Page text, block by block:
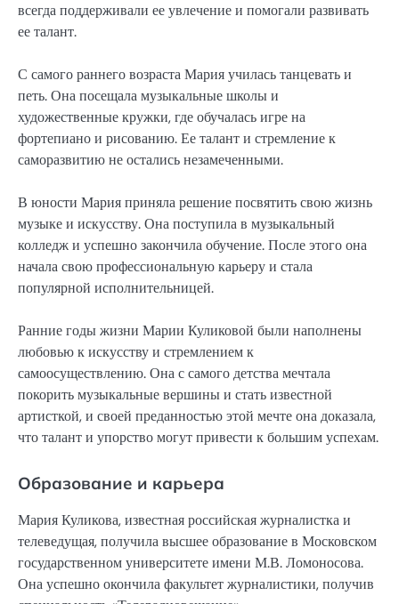
всегда поддерживали ее увлечение и помогали развивать
ее талант.
С самого раннего возраста Мария училась танцевать и
петь. Она посещала музыкальные школы и
художественные кружки, где обучалась игре на
фортепиано и рисованию. Ее талант и стремление к
саморазвитию не остались незамеченными.
В юности Мария приняла решение посвятить свою жизнь
музыке и искусству. Она поступила в музыкальный
колледж и успешно закончила обучение. После этого она
начала свою профессиональную карьеру и стала
популярной исполнительницей.
Ранние годы жизни Марии Куликовой были наполнены
любовью к искусству и стремлением к
самоосуществлению. Она с самого детства мечтала
покорить музыкальные вершины и стать известной
артисткой, и своей преданностью этой мечте она доказала,
что талант и упорство могут привести к большим успехам.
Образование и карьера
Мария Куликова, известная российская журналистка и
телеведущая, получила высшее образование в Московском
государственном университете имени М.В. Ломоносова.
Она успешно окончила факультет журналистики, получив